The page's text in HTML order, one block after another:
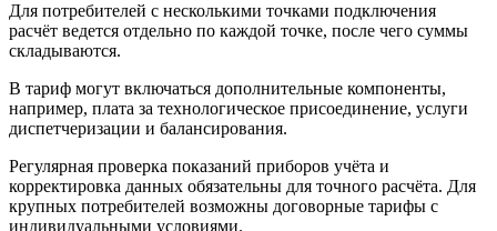
Для потребителей с несколькими точками подключения
расчёт ведется отдельно по каждой точке, после чего суммы
складываются.
В тариф могут включаться дополнительные компоненты,
например, плата за технологическое присоединение, услуги
диспетчеризации и балансирования.
Регулярная проверка показаний приборов учёта и
корректировка данных обязательны для точного расчёта. Для
крупных потребителей возможны договорные тарифы с
индивидуальными условиями.